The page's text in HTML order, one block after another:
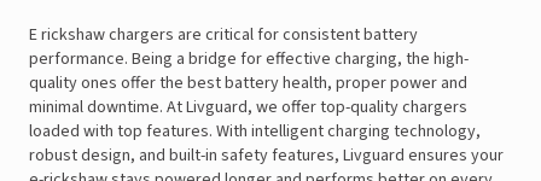
A post shared by LivguardEnergy (@livguardenergy)
E rickshaw chargers are critical for consistent battery
performance. Being a bridge for effective charging, the high-
quality ones offer the best battery health, proper power and
minimal downtime. At Livguard, we offer top-quality chargers
loaded with top features. With intelligent charging technology,
robust design, and built-in safety features, Livguard ensures your